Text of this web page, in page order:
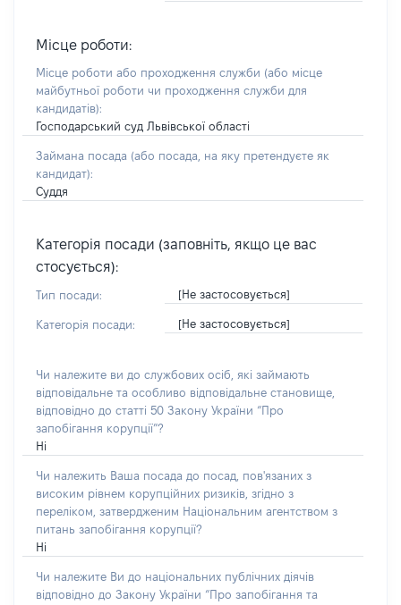
Місце роботи:
Місце роботи або проходження служби (або місце
майбутньої роботи чи проходження служби для
кандидатів):
Господарський суд Львівської області
Займана посада (або посада, на яку претендуєте як
кандидат):
Суддя
Категорія посади (заповніть, якщо це вас
стосується):
Тип посади: [Не застосовується]
Категорія посади: [Не застосовується]
Чи належите ви до службових осіб, які займають
відповідальне та особливо відповідальне становище,
відповідно до статті 50 Закону України “Про
запобігання корупції”?
Ні
Чи належить Ваша посада до посад, пов'язаних з
високим рівнем корупційних ризиків, згідно з
переліком, затвердженим Національним агентством з
питань запобігання корупції?
Ні
Чи належите Ви до національних публічних діячів
відповідно до Закону України “Про запобігання та